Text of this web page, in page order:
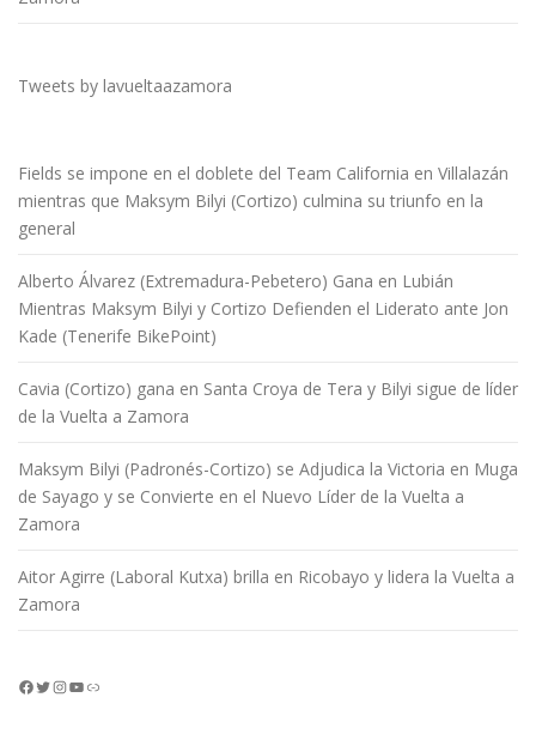
Tweets by lavueltaazamora
Fields se impone en el doblete del Team California en Villalazán
mientras que Maksym Bilyi (Cortizo) culmina su triunfo en la
general
Alberto Álvarez (Extremadura-Pebetero) Gana en Lubián
Mientras Maksym Bilyi y Cortizo Defienden el Liderato ante Jon
Kade (Tenerife BikePoint)
Cavia (Cortizo) gana en Santa Croya de Tera y Bilyi sigue de líder
de la Vuelta a Zamora
Maksym Bilyi (Padronés-Cortizo) se Adjudica la Victoria en Muga
de Sayago y se Convierte en el Nuevo Líder de la Vuelta a
Zamora
Aitor Agirre (Laboral Kutxa) brilla en Ricobayo y lidera la Vuelta a
Zamora
Facebook Twitter InstagramYouTube Enlace